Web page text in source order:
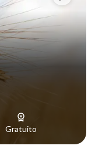
Gratuito